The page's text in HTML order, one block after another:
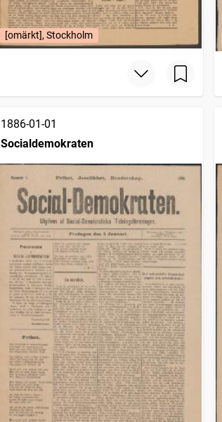
[omärkt], Stockholm
1886-01-01
Socialdemokraten